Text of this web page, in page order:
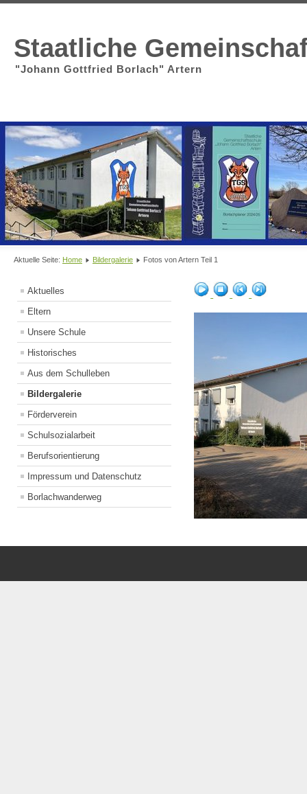
Staatliche
"Johann Gottfried Borlach" Artern
Aktuelle Seite: Home Bildergalerie Fotos von Artern Teil 1
Aktuelles
Eltern
Unsere Schule
Historisches
Aus dem Schulleben
Bildergalerie
Förderverein
Schulsozialarbeit
Berufsorientierung
Impressum und Datenschutz
Borlachwanderweg